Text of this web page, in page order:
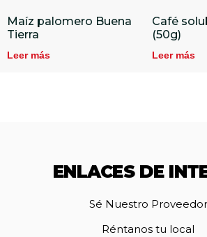
en
5.00
de 5
Maíz palomero Buena
Tierra
Leer más
en
4.86
de 5
Café
(50g)
Leer más
ENLACES DE
Sé Nuestro Proveedor
Réntanos tu local